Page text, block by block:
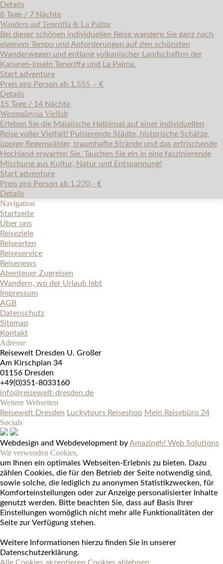
Details
8 Tage / 7 Nächte
Wandern auf Teneriffa & La Palma
Bei dieser schönen individuellen Reise wandern Sie ganz nach
eigenem Tempo und Anforderungen auf den schönsten
Wanderwegen und entlang vulkanischer Landschaften der
Kanaren-Inseln Teneriffa und La Palma.
Start adventure
Preis pro Person ab 1.555 ,- €
Details
15 Tage / 14 Nächte
Westmalaysia Vielfalt
Erleben Sie die Malaiische Halbinsel auf einer individuellen
Reise voller Vielfalt! Pulsierende Städte, historische Schätze,
üppige Regenwälder, traumhafte Strände und das erfrischende
Hochland erwarten Sie. Tauchen Sie ein in eine faszinierende
Mischung aus Kultur, Natur und Entspannung!
Start adventure
Preis pro Person ab 1.270,- €
Details
Navigation
Startseite
Über uns
Reiseziele
Reisearten
Reiseservice
Reisenews
Abenteuer Zugreisen
Wandern, wo der Urlaub lebt
Impressum
AGB
Datenschutz
Sitemap
Kontakt
Adresse
Reisewelt Dresden U. Großer
Am Kirschplan 34
01156 Dresden
+49(0)351-8033160
info@reisewelt-dresden.de
Weitere Webseiten
Reisewelt Dresden Luckytours Reiseshop Mein Reisebüro 24
Socials
Webdesign and Webdevelopment byAmazingh! Web Solutions
Wir verwenden Cookies,
um Ihnen ein optimales Webseiten-Erlebnis zu bieten. Dazu
zählen Cookies, die für den Betrieb der Seite notwendig sind,
sowie solche, die lediglich zu anonymen Statistikzwecken, für
Komforteinstellungen oder zur Anzeige personalisierter Inhalte
genutzt werden. Bitte beachten Sie, dass auf Basis Ihrer
Einstellungen womöglich nicht mehr alle Funktionalitäten der
Seite zur Verfügung stehen.
Weitere Informationen hierzu finden Sie in unserer
Datenschutzerklärung.